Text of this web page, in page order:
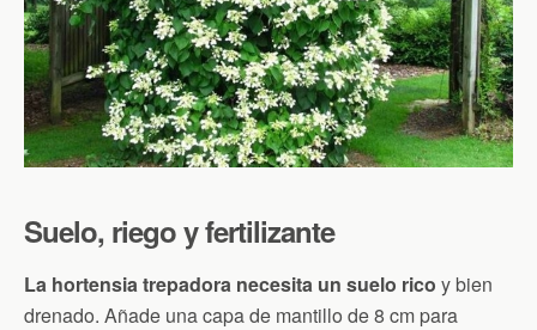
Suelo, riego y fertilizante
La hortensia trepadora necesita un suelo rico y bien
drenado. Añade una capa de mantillo de 8 cm para